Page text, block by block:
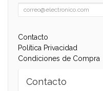
Contacto
Política Privacidad
Condiciones de Compra
Contacto